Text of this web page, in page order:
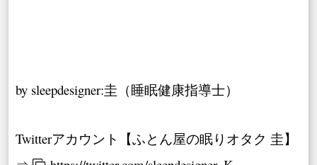
by sleepdesigner:圭（睡眠健康指導士）
Twitterアカウント【ふとん屋の眠りオタク 圭】